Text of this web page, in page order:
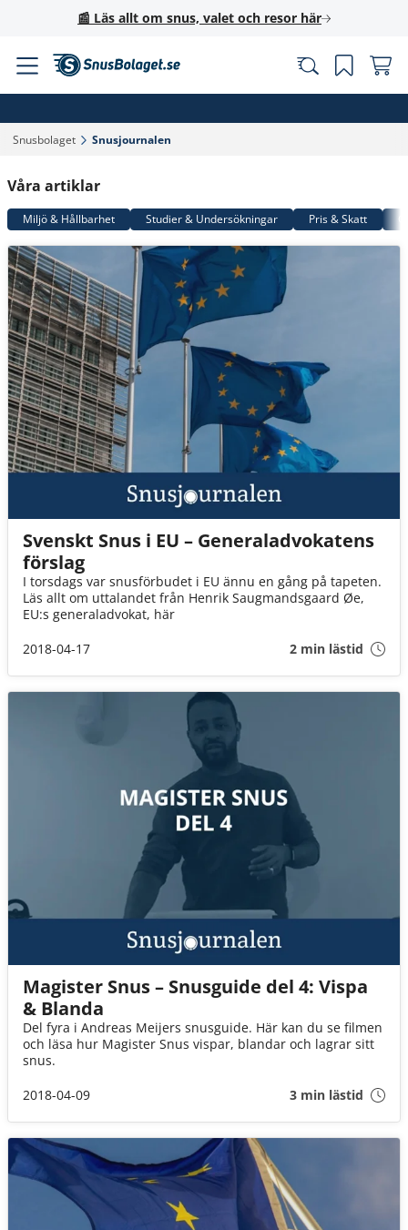
📰 Läs allt om snus, valet och resor här
Snusbolaget‎ Snusjournalen‎
Våra artiklar
Miljö & Hållbarhet Studier & Undersökningar Pris & Skatt
Svenskt Snus i EU – Generaladvokatens
förslag
I torsdags var snusförbudet i EU ännu en gång på tapeten.
Läs allt om uttalandet från Henrik Saugmandsgaard Øe,
EU:s generaladvokat, här
2018-04-17
2 min lästid
Magister Snus – Snusguide del 4: Vispa
& Blanda
Del fyra i Andreas Meijers snusguide. Här kan du se filmen
och läsa hur Magister Snus vispar, blandar och lagrar sitt
snus.
2018-04-09
3 min lästid